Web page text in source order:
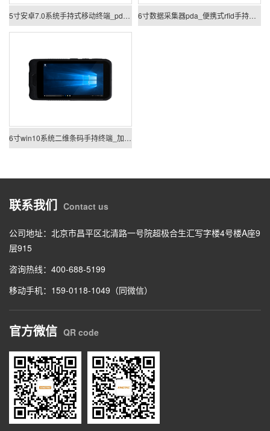
5寸安卓7.0系统手持式移动终端_pda手持机 6寸数据采集器pda_便携式rfid手持终端
6寸win10系统二维条码手持终端_加固手持终端pda
联系我们 Contact us
公司地址：北京市昌平区北清路一号院超极合生汇写字楼4号楼A座9
层915
咨询热线：400-688-5199
移动手机：159-0118-1049（同微信）
官方微信 QR code